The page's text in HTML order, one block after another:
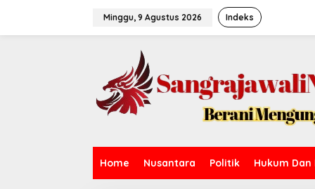
Minggu, 9 Agustus 2026 Indeks
Home Nusantara Politik Hukum